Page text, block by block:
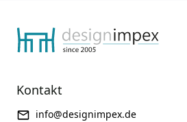
Kontakt
info@designimpex.de